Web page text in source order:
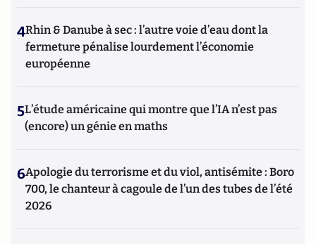
4Rhin & Danube à sec : l’autre voie d’eau dont la
fermeture pénalise lourdement l’économie
européenne
5L’étude américaine qui montre que l’IA n’est pas
(encore) un génie en maths
6Apologie du terrorisme et du viol, antisémite : Boro
700, le chanteur à cagoule de l’un des tubes de l’été
2026